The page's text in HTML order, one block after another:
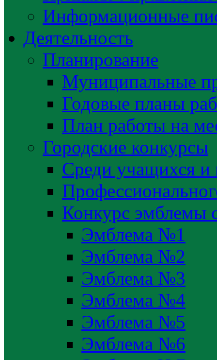
Информационные
Деятельность
Планирование
Муниципальные
Годовые планы
План работы на
Городские конкурсы
Среди учащихся и
Конкурс эмблемы
Эмблема №1
Эмблема №2
Эмблема №3
Эмблема №4
Эмблема №5
Эмблема №6